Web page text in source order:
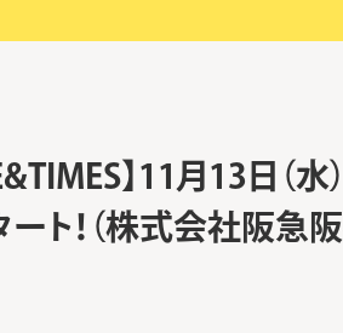
】11月13日（水
ト！（株式会社阪急